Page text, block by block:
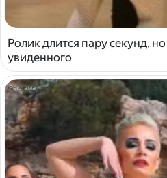
Ролик длится пару секунд,
увиденного